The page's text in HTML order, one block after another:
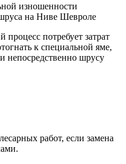
изношенности
на Ниве Шевроле
потребует затрат
к специальной яме,
непосредственно шрусу
работ, если замена